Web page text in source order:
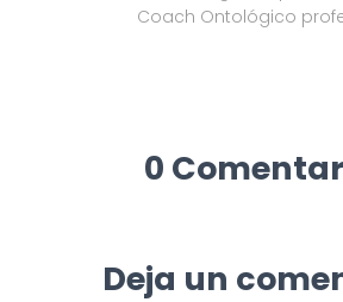
Coach Ontológico
0
Deja un